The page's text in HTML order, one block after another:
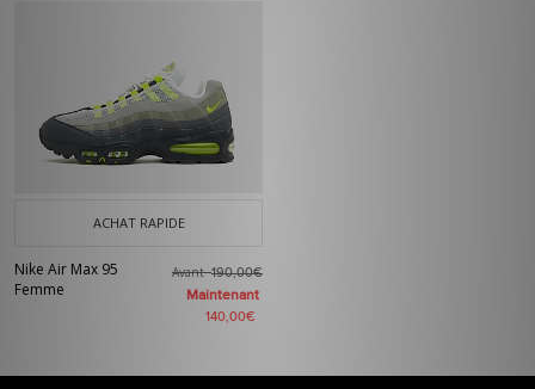
ACHAT RAPIDE
Nike Air Max 95
Femme
Avant190,00€
Maintenant
140,00€